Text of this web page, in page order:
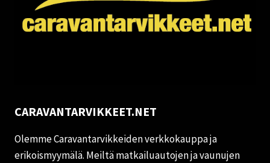
CARAVANTARVIKKEET.NET
Olemme Caravantarvikkeiden verkkokauppa ja
erikoismyymälä. Meiltä matkailuautojen ja vaunujen